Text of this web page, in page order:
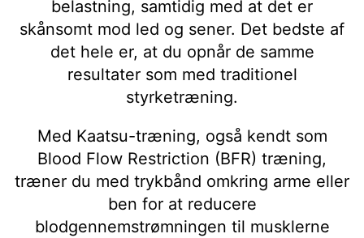
belastning, samtidig med at det er
skånsomt mod led og sener. Det bedste af
det hele er, at du opnår de samme
resultater som med traditionel
styrketræning.
Med Kaatsu-træning, også kendt som
Blood Flow Restriction (BFR) træning,
træner du med trykbånd omkring arme eller
ben for at reducere
blodgennemstrømningen til musklerne